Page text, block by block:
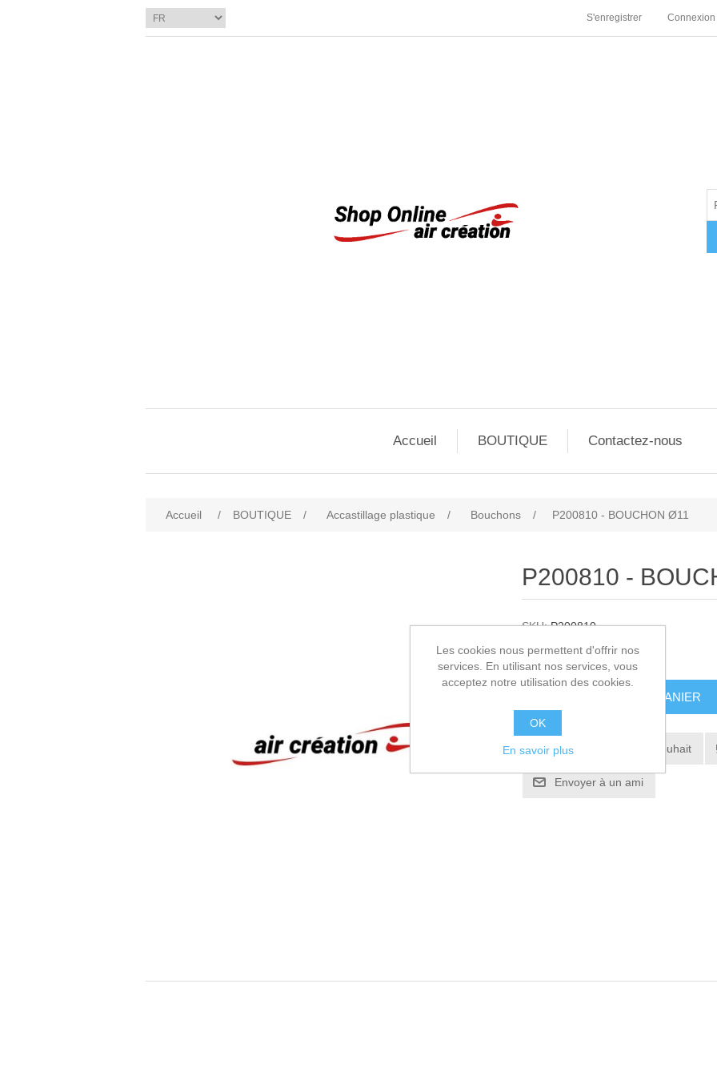
S'enregistrer Connexion
Accueil BOUTIQUE Contactez-nous
Accueil / BOUTIQUE / Accastillage plastique / Bouchons / P200810 - BOUCHON Ø11
P200810 -
SKU: P200810
0,20€ HT
AJOUTER AU PANIER
Ajouter à la liste de souhait
Envoyer à un ami
Les cookies nous permettent d'offrir nos
services. En utilisant nos services, vous
acceptez notre utilisation des cookies.
OK
En savoir plus